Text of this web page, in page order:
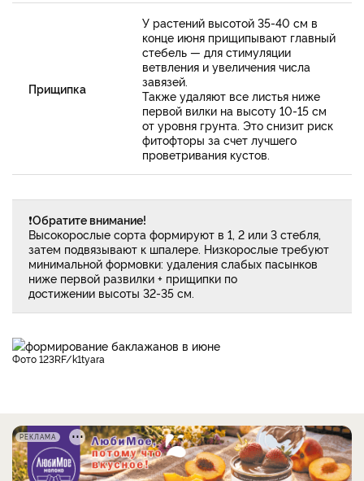
Прищипка
У растений высотой 35-40 см в
конце июня прищипывают главный
стебель — для стимуляции
ветвления и увеличения числа
завязей.
Также удаляют все листья ниже
первой вилки на высоту 10-15 см
от уровня грунта. Это снизит риск
фитофторы за счет лучшего
проветривания кустов.
❗Обратите внимание!
Высокорослые сорта формируют в 1, 2 или 3 стебля,
затем подвязывают к шпалере. Низкорослые требуют
минимальной формовки: удаления слабых пасынков
ниже первой развилки + прищипки по
достижении высоты 32-35 см.
фото 123RF/k1tyara
РЕКЛАМА